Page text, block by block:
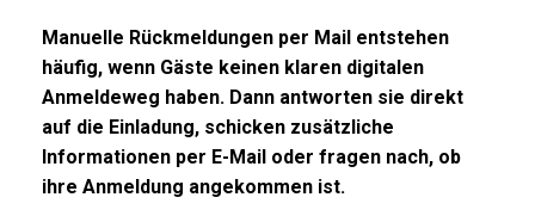
Manuelle Rückmeldungen per Mail entstehen
häufig, wenn Gäste keinen klaren digitalen
Anmeldeweg haben. Dann antworten sie direkt
auf die Einladung, schicken zusätzliche
Informationen per E-Mail oder fragen nach, ob
ihre Anmeldung angekommen ist.